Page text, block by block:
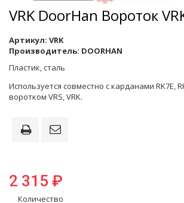
VRK DoorHan Вороток
Артикул: VRK
Производитель: DOORHAN
Пластик, сталь
Используется совместно с карданами RK7E,
воротком VRS, VRK.
2 315 ₽
Количество